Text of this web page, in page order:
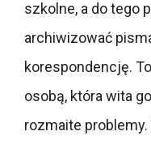
szkolne, a do tego
archiwizować
korespondencję.
osobą, która wita
rozmaite